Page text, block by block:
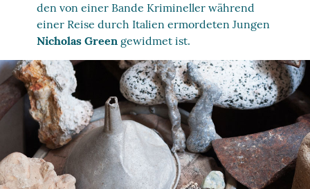
den von einer Bande Krimineller während
einer Reise durch Italien ermordeten Jungen
Nicholas Green gewidmet ist.